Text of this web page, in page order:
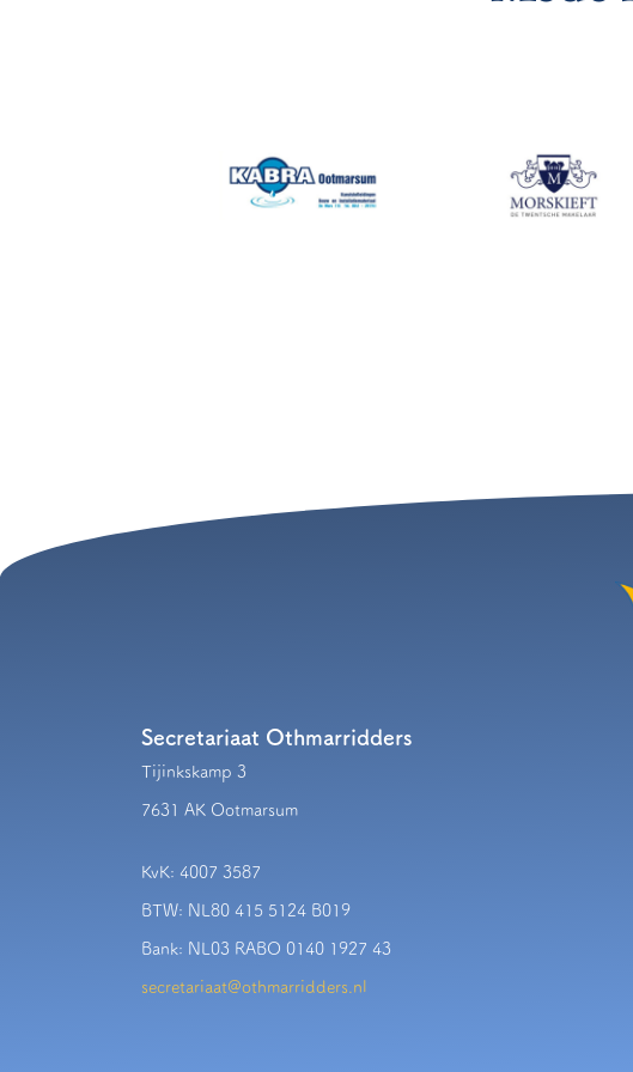
Secretariaat Othmarridders
Tijinkskamp 3
7631 AK Ootmarsum
KvK: 4007 3587
BTW: NL80 415 5124 B019
Bank: NL03 RABO 0140 1927 43
secretariaat@othmarridders.nl